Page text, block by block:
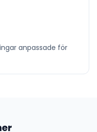
anpassade för